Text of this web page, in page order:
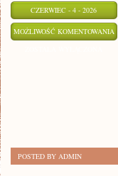
CZERWIEC - 4 - 2026
MOŻLIWOŚĆ KOMENTOWANIA
POSTED BY ADMIN